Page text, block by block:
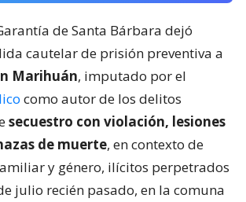
de Santa Bárbara dejó
cautelar de prisión preventiva a
Marihuán, imputado por el
como autor de los delitos
secuestro con violación, lesiones
de muerte, en contexto de
y género, ilícitos perpetrados
julio recién pasado, en la comuna